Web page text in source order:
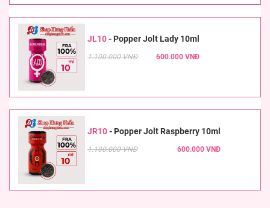
JL10- Popper Jolt Lady 10ml
1.100.000 VNĐ 600.000 VNĐ
JR10- Popper Jolt Raspberry 10ml
1.100.000 VNĐ 600.000 VNĐ